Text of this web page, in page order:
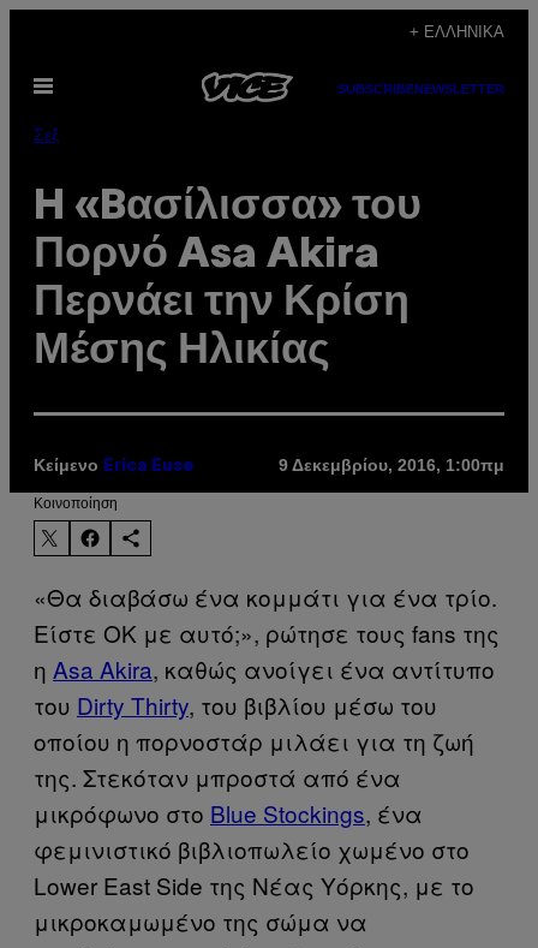
περιεχόμενο
+ ΕΛΛΗΝΙΚΆ
Ανοίξτε
SUBSCRIBENEWSLETTER
Σεξ
H «Bασίλισσα» του
Πορνό Asa Akira
Περνάει την Κρίση
Μέσης Ηλικίας
Κείμενο Erica Euse 9 Δεκεμβρίου, 2016, 1:00πμ
Kοινοποίηση
«Θα διαβάσω ένα κομμάτι για ένα τρίο.
Είστε ΟΚ με αυτό;», ρώτησε τους fans της
η Asa Akira, καθώς ανοίγει ένα αντίτυπο
του Dirty Thirty, του βιβλίου μέσω του
οποίου η πορνοστάρ μιλάει για τη ζωή
της. Στεκόταν μπροστά από ένα
μικρόφωνο στο Blue Stockings, ένα
φεμινιστικό βιβλιοπωλείο χωμένο στο
Lower East Side της Νέας Υόρκης, με το
μικροκαμωμένο της σώμα να